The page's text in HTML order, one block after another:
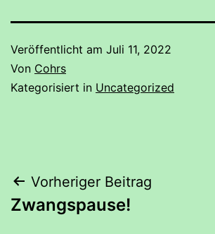
Veröffentlicht am Juli 11, 2022
Von Cohrs
Kategorisiert in Uncategorized
Beitrags-
Navigation
Vorheriger Beitrag
Zwangspause!